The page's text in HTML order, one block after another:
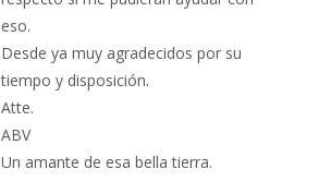
eso.
Desde ya muy agradecidos por su
tiempo y disposición.
Atte.
ABV
Un amante de esa bella tierra.